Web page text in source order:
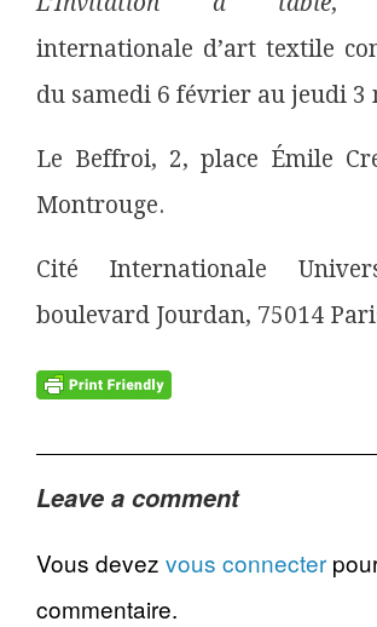
internationale d’art textile
du samedi 6 février au jeudi 3
Le Beffroi, 2, place Émile
Montrouge.
Cité Internationale
boulevard Jourdan, 75014
Leave a comment
Vous devez vous connecter
commentaire.